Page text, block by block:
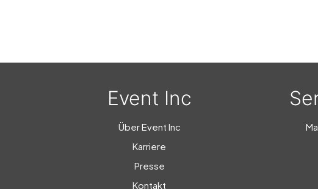
Event Inc
Über Event Inc
Karriere
Presse
Kontakt